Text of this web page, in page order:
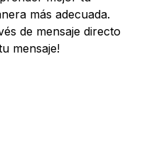
más adecuada.
de mensaje directo
mensaje!